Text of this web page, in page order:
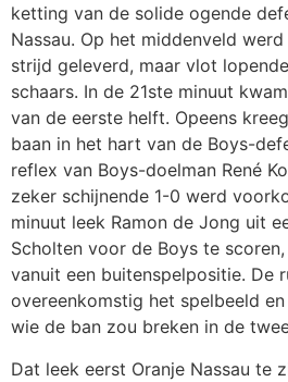
ketting van de solide ogende
Nassau. Op het middenveld
strijd geleverd, maar vlot
schaars. In de 21ste minuut
van de eerste helft. Opeens
baan in het hart van de Boys-
reflex van Boys-doelman René
zeker schijnende 1-0 werd
minuut leek Ramon de Jong uit
Scholten voor de Boys te
vanuit een buitenspelpositie. De
overeenkomstig het spelbeeld
wie de ban zou breken in de
Dat leek eerst Oranje Nassau te